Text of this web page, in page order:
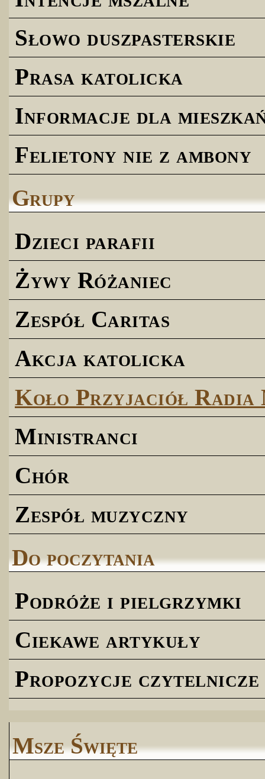
Słowo duszpasterskie
Prasa katolicka
Informacje dla
Felietony nie z ambony
Grupy
Dzieci parafii
Żywy Różaniec
Zespół Caritas
Akcja katolicka
Koło Przyjaciół
Ministranci
Chór
Zespół muzyczny
Do poczytania
Podróże i pielgrzymki
Ciekawe artykuły
Propozycje czytelnicze
Msze Święte